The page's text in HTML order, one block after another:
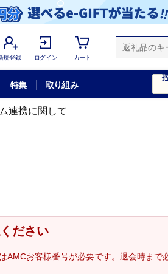
規登録 ログイン カート
特集 取り組み
連携に関して
ださい
AMCお客様番号が必要です。退会時まで